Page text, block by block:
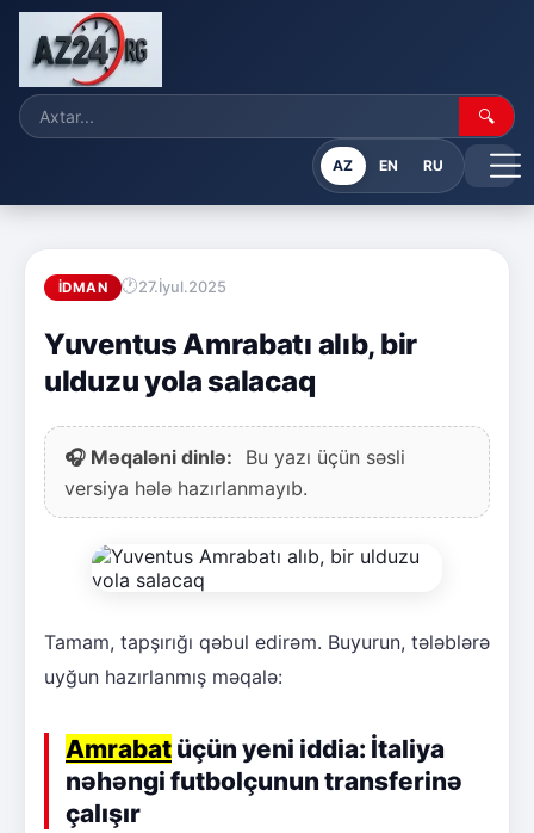
🔍
AZ EN RU
İDMAN 27.İyul.2025
Yuventus Amrabatı alıb, bir
ulduzu yola salacaq
🎧 Məqaləni dinlə:
Bu yazı üçün səsli
versiya hələ hazırlanmayıb.
Tamam, tapşırığı qəbul edirəm. Buyurun, tələblərə
uyğun hazırlanmış məqalə:
Amrabat üçün yeni iddia: İtaliya
nəhəngi futbolçunun transferinə
çalışır